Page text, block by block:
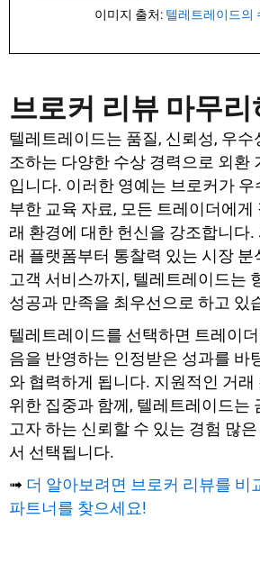
이미지 출처: 텔레트레이드의
브로커 리뷰 마무리
텔레트레이드는 품질, 신뢰성, 우
조하는 다양한 수상 경력으로 외환
입니다. 이러한 영예는 브로커가 우
부한 교육 자료, 모든 트레이더에게
래 환경에 대한 헌신을 강조합니다.
래 플랫폼부터 통찰력 있는 시장 분
고객 서비스까지, 텔레트레이드는
성공과 만족을 최우선으로 하고 있
텔레트레이드를 선택하면 트레이
음을 반영하는 인정받은 성과를 바
와 협력하게 됩니다. 지원적인 거래
위한 집중과 함께, 텔레트레이드는
고자 하는 신뢰할 수 있는 경험 많
서 선택됩니다.
➟ 더 알아보려면 브로커 리뷰를 비
파트너를 찾으세요!